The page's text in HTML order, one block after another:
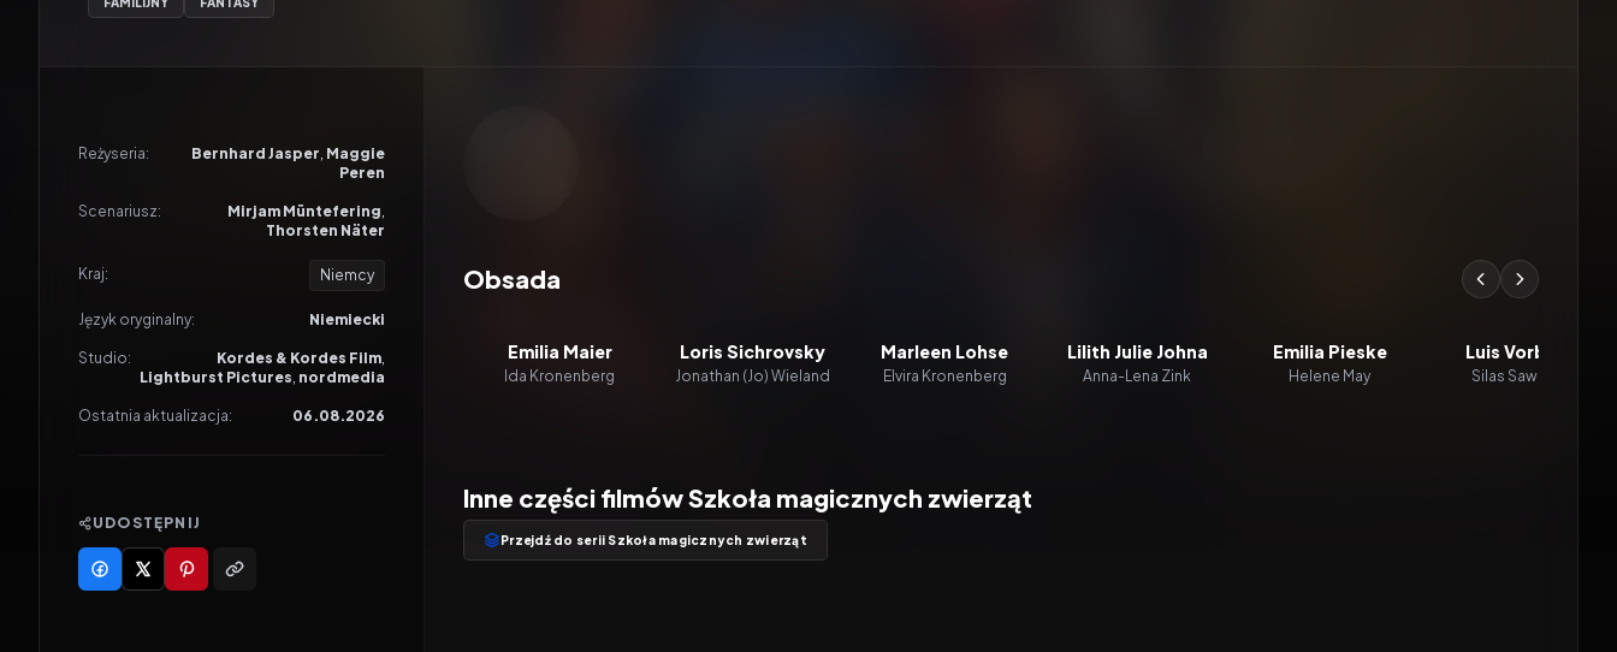
Reżyseria: Bernhard Jasper, Maggie
Peren
Scenariusz: Mirjam Müntefering,
Thorsten Näter
Kraj: Niemcy
Język oryginalny: Niemiecki
Studio: Kordes & Kordes Film,
Lightburst Pictures, nordmedia
Ostatnia aktualizacja: 06.08.2026
UDOSTĘPNIJ
Obsada
Emilia Maier
Ida Kronenberg
Loris Sichrovsky
Jonathan (Jo) Wieland
Marleen Lohse
Elvira Kronenberg
Lilith Julie Johna
Anna-Lena Zink
Emilia Pieske
Helene May
Luis Vorbach
Silas Sawatzki
Inne części filmów Szkoła magicznych zwierząt
Przejdź do serii Szkoła magicznych zwierząt